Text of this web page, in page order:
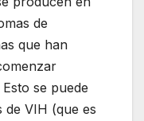
de
que han
se puede
de VIH (que es